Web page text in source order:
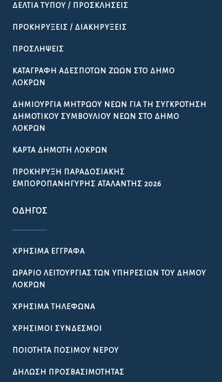
ΔΕΛΤΊΑ ΤΎΠΟΥ / ΠΡΟΣΚΛΉΣΕΙΣ
ΠΡΟΚΗΡΎΞΕΙΣ / ΔΙΑΚΗΡΎΞΕΙΣ
ΠΡΟΣΛΉΨΕΙΣ
ΚΑΤΑΓΡΑΦΉ ΑΔΈΣΠΟΤΩΝ ΖΏΩΝ ΣΤΟ ΔΉΜΟ
ΛΟΚΡΏΝ
ΔΗΜΙΟΥΡΓΊΑ ΜΗΤΡΏΟΥ ΝΈΩΝ ΓΙΑ ΤΗ ΣΥΓΚΡΌΤΗΣΗ
ΔΗΜΟΤΙΚΟΎ ΣΥΜΒΟΥΛΊΟΥ ΝΈΩΝ ΣΤΟ ΔΉΜΟ
ΛΟΚΡΏΝ
ΚΆΡΤΑ ΔΗΜΌΤΗ ΛΟΚΡΏΝ
ΠΡΟΚΉΡΥΞΗ ΠΑΡΑΔΟΣΙΑΚΉΣ
ΕΜΠΟΡΟΠΑΝΉΓΥΡΗΣ ΑΤΑΛΆΝΤΗΣ 2026
ΟΔΗΓΌΣ
ΧΡΉΣΙΜΑ ΈΓΓΡΑΦΑ
ΩΡΆΡΙΟ ΛΕΙΤΟΥΡΓΊΑΣ ΤΩΝ ΥΠΗΡΕΣΙΏΝ ΤΟΥ ΔΉΜΟΥ
ΛΟΚΡΏΝ
ΧΡΉΣΙΜΑ ΤΗΛΈΦΩΝΑ
ΧΡΉΣΙΜΟΙ ΣΎΝΔΕΣΜΟΙ
ΠΟΙΌΤΗΤΑ ΠΌΣΙΜΟΥ ΝΕΡΟΎ
ΔΉΛΩΣΗ ΠΡΟΣΒΑΣΙΜΌΤΗΤΑΣ